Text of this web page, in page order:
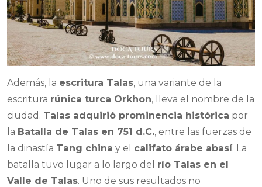
Además, la escritura Talas, una variante de la
escritura rúnica turca Orkhon, lleva el nombre de la
ciudad. Talas adquirió prominencia histórica por
la Batalla de Talas en 751 d.C., entre las fuerzas de
la dinastía Tang china y el califato árabe abasí. La
batalla tuvo lugar a lo largo del río Talas en el
Valle de Talas. Uno de sus resultados no